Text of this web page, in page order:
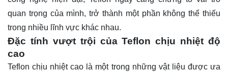
quan trọng của mình, trở thành một phần không thể thiếu
trong nhiều lĩnh vực khác nhau.
Đặc tính vượt trội của Teflon chịu nhiệt độ
cao
Teflon chịu nhiệt cao là một trong những vật liệu được ưa